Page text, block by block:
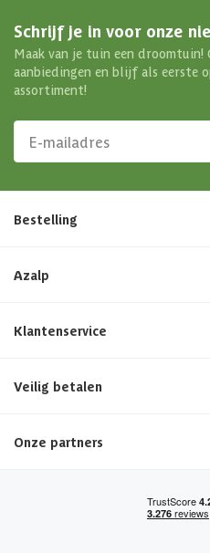
Schrijf je in voor onze
Maak van je tuin een droomtuin!
aanbiedingen en blijf als eerste
assortiment!
Bestelling
Azalp
Klantenservice
Veilig betalen
Onze partners